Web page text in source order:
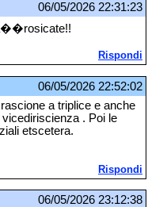
06/05/2026 22:31:23
Rispondi
06/05/2026 22:52:02
a triplice e anche
. Poi le
etscetera.
Rispondi
06/05/2026 23:12:38